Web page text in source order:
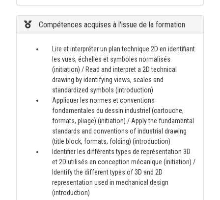
Compétences acquises à l'issue de la formation
Lire et interpréter un plan technique 2D en identifiant
les vues, échelles et symboles normalisés
(initiation) / Read and interpret a 2D technical
drawing by identifying views, scales and
standardized symbols (introduction)
Appliquer les normes et conventions
fondamentales du dessin industriel (cartouche,
formats, pliage) (initiation) / Apply the fundamental
standards and conventions of industrial drawing
(title block, formats, folding) (introduction)
Identifier les différents types de représentation 3D
et 2D utilisés en conception mécanique (initiation) /
Identify the different types of 3D and 2D
representation used in mechanical design
(introduction)